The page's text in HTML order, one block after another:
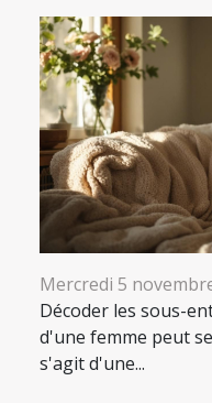
Mercredi 5
Décoder les sous-
d'une femme peut
s'agit d'une...